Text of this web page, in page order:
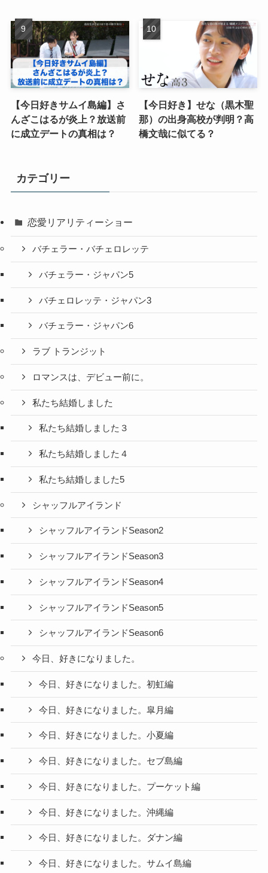
【今日好きサムイ島編】さ
んざこはるが炎上？放送前
に成立デートの真相は？
【今日好き】せな（黒木聖
那）の出身高校が判明？高
橋文哉に似てる？
カテゴリー
恋愛リアリティーショー
バチェラー・バチェロレッテ
バチェラー・ジャパン5
バチェロレッテ・ジャパン3
バチェラー・ジャパン6
ラブ トランジット
ロマンスは、デビュー前に。
私たち結婚しました
私たち結婚しました３
私たち結婚しました４
私たち結婚しました5
シャッフルアイランド
シャッフルアイランドSeason2
シャッフルアイランドSeason3
シャッフルアイランドSeason4
シャッフルアイランドSeason5
シャッフルアイランドSeason6
今日、好きになりました。
今日、好きになりました。初虹編
今日、好きになりました。皐月編
今日、好きになりました。小夏編
今日、好きになりました。セブ島編
今日、好きになりました。プーケット編
今日、好きになりました。沖縄編
今日、好きになりました。ダナン編
今日、好きになりました。サムイ島編